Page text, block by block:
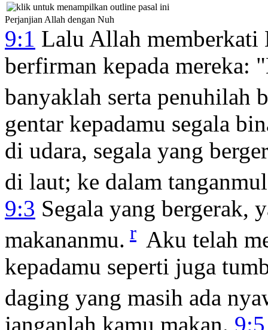
Perjanjian Allah dengan Nuh
9:1 Lalu Allah memberkati
berfirman kepada mereka:
banyaklah serta penuhilah
gentar kepadamu segala
di udara, segala yang
di laut; ke dalam
9:3 Segala yang bergerak,
makananmu. r Aku telah
kepadamu seperti juga
daging yang masih ada
janganlah kamu makan. 9:5